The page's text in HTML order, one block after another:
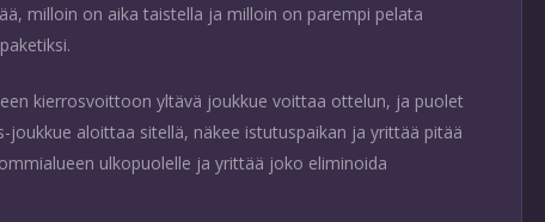
milloin on aika taistella ja milloin on parempi pelata
kierrosvoittoon yltävä joukkue voittaa ottelun, ja puolet
joukkue aloittaa sitellä, näkee istutuspaikan ja yrittää pitää
ulkopuolelle ja yrittää joko eliminoida